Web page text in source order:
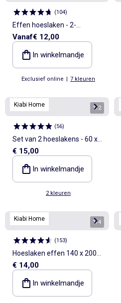
(104)
Effen hoeslaken - 2-
persoonsbed
Vanaf€ 12,00
In winkelmandje
Exclusief online | 7 kleuren
Kiabi Home 1/2
(56)
Set van 2 hoeslakens - 60 x
120 cm
€ 15,00
In winkelmandje
2 kleuren
Kiabi Home 1/4
(153)
Hoeslaken effen 140 x 200
cm
€ 14,00
In winkelmandje